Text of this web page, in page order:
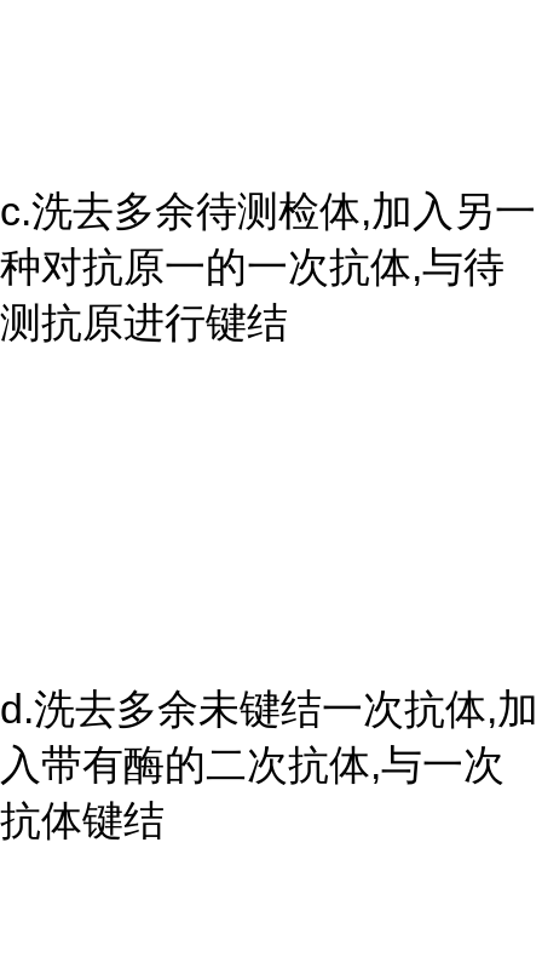
c.洗去多余待测检体,加入另一
种对抗原一的一次抗体,与待
测抗原进行键结
d.洗去多余未键结一次抗体,加
入带有酶的二次抗体,与一次
抗体键结